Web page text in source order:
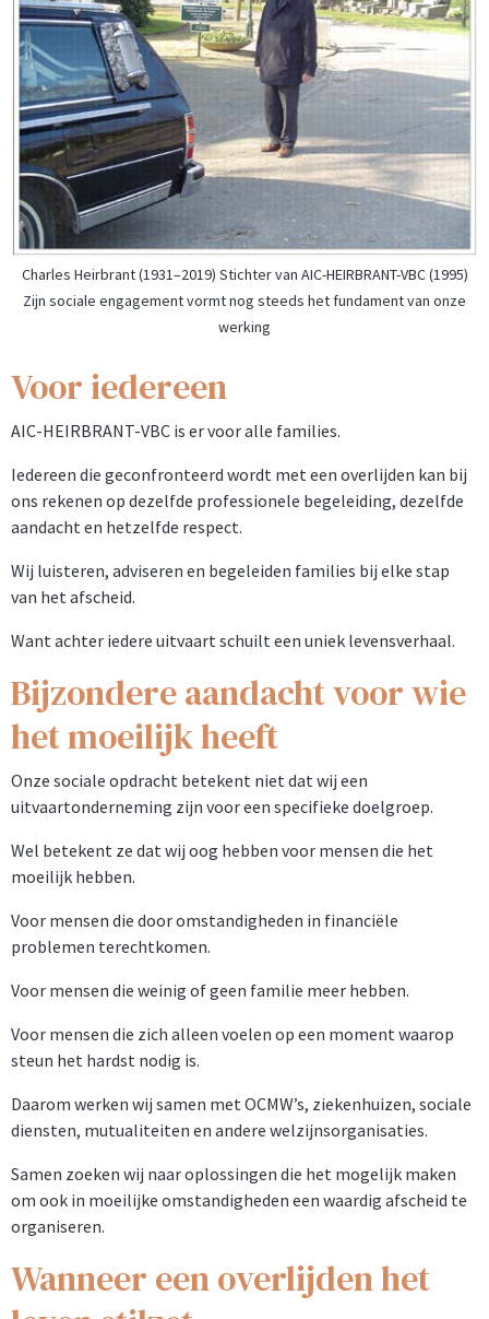
Charles Heirbrant (1931–2019) Stichter van AIC-HEIRBRANT-VBC (1995)
Zijn sociale engagement vormt nog steeds het fundament van onze
werking
Voor iedereen
AIC-HEIRBRANT-VBC is er voor alle families.
Iedereen die geconfronteerd wordt met een overlijden kan bij
ons rekenen op dezelfde professionele begeleiding, dezelfde
aandacht en hetzelfde respect.
Wij luisteren, adviseren en begeleiden families bij elke stap
van het afscheid.
Want achter iedere uitvaart schuilt een uniek levensverhaal.
Bijzondere aandacht voor wie
het moeilijk heeft
Onze sociale opdracht betekent niet dat wij een
uitvaartonderneming zijn voor een specifieke doelgroep.
Wel betekent ze dat wij oog hebben voor mensen die het
moeilijk hebben.
Voor mensen die door omstandigheden in financiële
problemen terechtkomen.
Voor mensen die weinig of geen familie meer hebben.
Voor mensen die zich alleen voelen op een moment waarop
steun het hardst nodig is.
Daarom werken wij samen met OCMW’s, ziekenhuizen, sociale
diensten, mutualiteiten en andere welzijnsorganisaties.
Samen zoeken wij naar oplossingen die het mogelijk maken
om ook in moeilijke omstandigheden een waardig afscheid te
organiseren.
Wanneer een overlijden het